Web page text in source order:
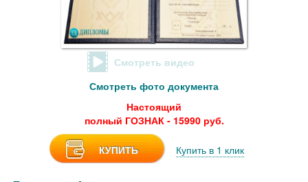
Смотреть видео
Смотреть фото документа
Настоящий
полный ГОЗНАК - 15990 руб.
КУПИТЬ Купить в 1 клик